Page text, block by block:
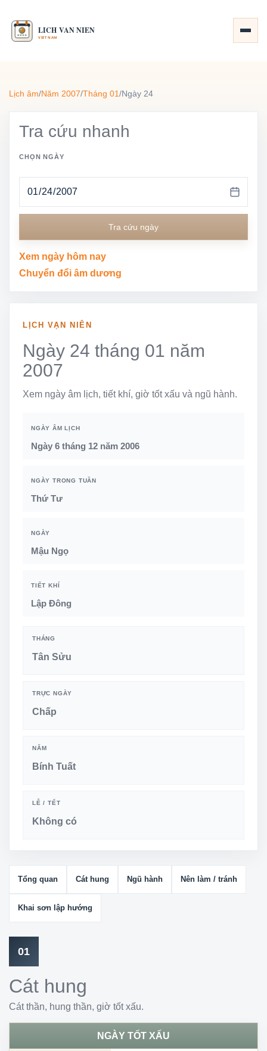
Lịch âm/Năm 2007/Tháng 01/Ngày 24
Tra cứu nhanh
CHỌN NGÀY
Tra cứu ngày
Xem ngày hôm nay
Chuyển đổi âm dương
LỊCH VẠN NIÊN
Ngày 24 tháng 01 năm
2007
Xem ngày âm lịch, tiết khí, giờ tốt xấu và ngũ hành.
NGÀY ÂM LỊCH
Ngày 6 tháng 12 năm 2006
NGÀY TRONG TUẦN
Thứ Tư
NGÀY
Mậu Ngọ
TIẾT KHÍ
Lập Đông
THÁNG
Tân Sửu
TRỰC NGÀY
Chấp
NĂM
Bính Tuất
LỄ / TẾT
Không có
Tổng quan Cát hung Ngũ hành Nên làm / tránh
Khai sơn lập hướng
01
Cát hung
Cát thần, hung thần, giờ tốt xấu.
NGÀY TỐT XẤU